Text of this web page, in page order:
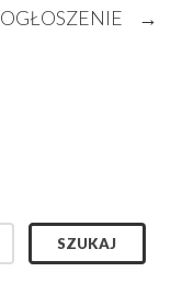
OGŁOSZENIE →